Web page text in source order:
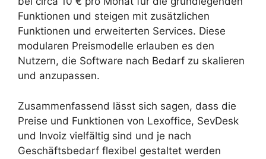
Funktionen und steigen mit zusätzlichen
Funktionen und erweiterten Services. Diese
modularen Preismodelle erlauben es den
Nutzern, die Software nach Bedarf zu skalieren
und anzupassen.
Zusammenfassend lässt sich sagen, dass die
Preise und Funktionen von Lexoffice, SevDesk
und Invoiz vielfältig sind und je nach
Geschäftsbedarf flexibel gestaltet werden